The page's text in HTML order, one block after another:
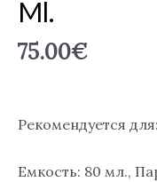
Ml.
75.00€
Рекомендуется
Емкость: 80 мл.,